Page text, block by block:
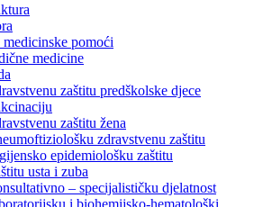
medicinske pomoći
medicine
zaštitu predškolske djece
zaštitu žena
zdravstvenu zaštitu
epidemiološku zaštitu
usta i zuba
– specijalističku djelatnost
i biohemijsko-hematološki